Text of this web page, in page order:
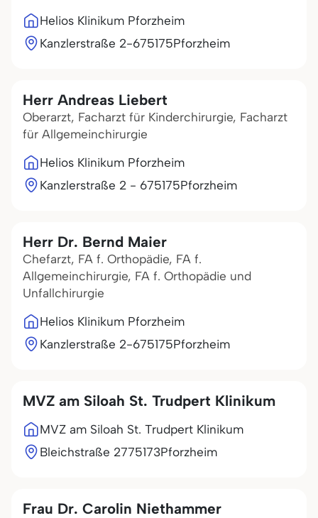
Helios Klinikum Pforzheim
Kanzlerstraße 2-675175Pforzheim
Herr Andreas Liebert
Oberarzt, Facharzt für Kinderchirurgie, Facharzt
für Allgemeinchirurgie
Helios Klinikum Pforzheim
Kanzlerstraße 2 - 675175Pforzheim
Herr Dr. Bernd Maier
Chefarzt, FA f. Orthopädie, FA f.
Allgemeinchirurgie, FA f. Orthopädie und
Unfallchirurgie
Helios Klinikum Pforzheim
Kanzlerstraße 2-675175Pforzheim
MVZ am Siloah St. Trudpert Klinikum
MVZ am Siloah St. Trudpert Klinikum
Bleichstraße 2775173Pforzheim
Frau Dr. Carolin Niethammer